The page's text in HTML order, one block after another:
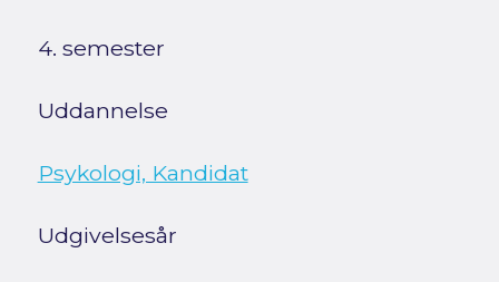
4. semester
Uddannelse
Psykologi, Kandidat
Udgivelsesår